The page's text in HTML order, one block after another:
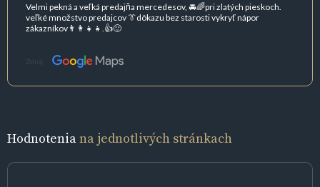
Velmi pekná a veľká predajňa mercedesov, 🚘🌈pri zlatých pieskoch.
veľké množstvo predajcov 👔dôkazu bez starosti vykryť nápor
zákazníkov👨‍👩‍👧‍👧.👍🙂
Zdroj:
Hodnoteniana jednotlivých stránkach